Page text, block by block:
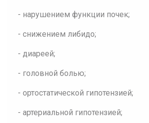
- нарушением функции почек;
- снижением либидо;
- диареей;
- головной болью;
- ортостатической гипотензией;
- артериальной гипотензией;